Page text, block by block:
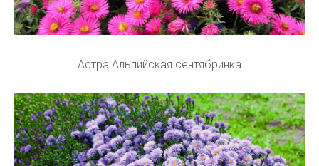
Астра Альпийская сентябринка